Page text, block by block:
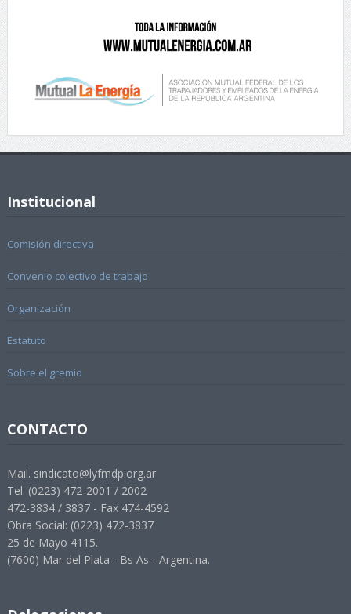
Institucional
Comisión directiva
Convenio colectivo de trabajo
Organización
Estatuto
Sobre el gremio
CONTACTO
Mail. sindicato@lyfmdp.org.ar
Tel. (0223) 472-2001 / 2002
472-3834 / 3837 - Fax 474-4592
Obra Social: (0223) 472-3837
25 de Mayo 4115.
(7600) Mar del Plata - Bs As - Argentina.